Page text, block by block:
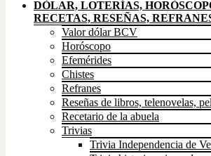
DÓLAR, LOTERÍAS,
RECETAS, RESEÑAS,
Valor dólar BCV
Horóscopo
Efemérides
Chistes
Refranes
Reseñas de libros, telenovelas,
Recetario de la abuela
Trivias
Trivia Independencia de